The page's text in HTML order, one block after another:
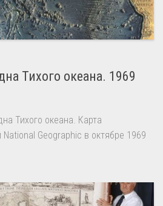
Тихого океана. 1969
Тихого океана. Карта
Geographic в октябре 1969